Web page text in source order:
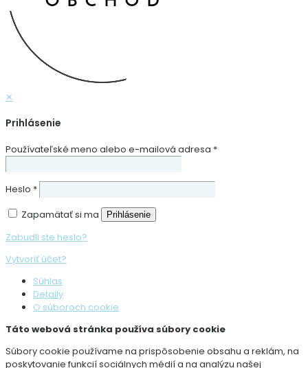
✕
Prihlásenie
Používateľské meno alebo e-mailová adresa *
Heslo *
Zapamätať si ma
Prihlásenie
Zabudli ste heslo?
Vytvoriť účet?
Súhlas
Detaily
O súboroch cookie
Táto webová stránka používa súbory cookie
Súbory cookie používame na prispôsobenie obsahu a reklám, na
poskytovanie funkcií sociálnych médií a na analýzu našej